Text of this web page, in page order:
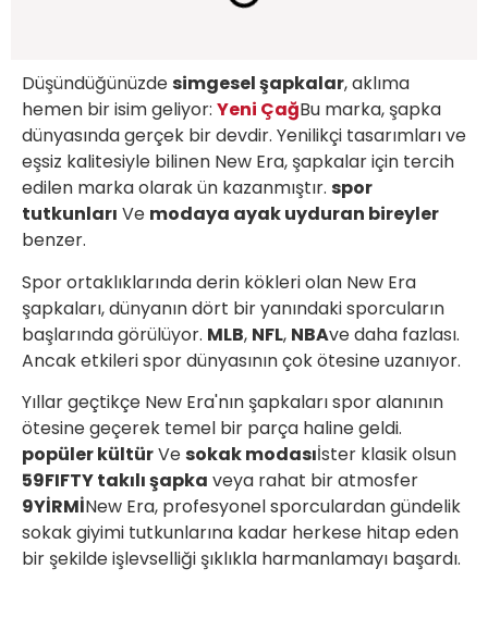
Düşündüğünüzdesimgesel şapkalar, aklıma
hemen bir isim geliyor: Yeni ÇağBu marka, şapka
dünyasında gerçek bir devdir. Yenilikçi tasarımları ve
eşsiz kalitesiyle bilinen New Era, şapkalar için tercih
edilen marka olarak ün kazanmıştır. spor
tutkunları Ve modaya ayak uyduran bireyler
benzer.
Spor ortaklıklarında derin kökleri olan New Era
şapkaları, dünyanın dört bir yanındaki sporcuların
başlarında görülüyor. MLB, NFL, NBAve daha fazlası.
Ancak etkileri spor dünyasının çok ötesine uzanıyor.
Yıllar geçtikçe New Era'nın şapkaları spor alanının
ötesine geçerek temel bir parça haline geldi.
popüler kültürVesokak modasıİster klasik olsun
59FIFTY takılı şapka veya rahat bir atmosfer
9YİRMİNew Era, profesyonel sporculardan gündelik
sokak giyimi tutkunlarına kadar herkese hitap eden
bir şekilde işlevselliği şıklıkla harmanlamayı başardı.